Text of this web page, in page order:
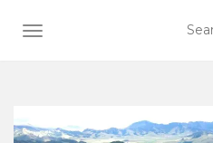
TOGGLE NAVIGATION